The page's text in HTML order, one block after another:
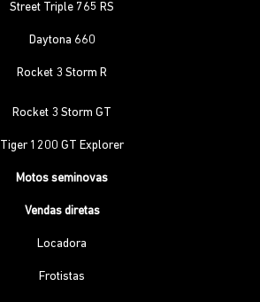
Street Triple 765 RS
Daytona 660
Rocket 3 Storm R
Rocket 3 Storm GT
Tiger 1200 GT Explorer
Motos seminovas
Vendas diretas
Locadora
Frotistas